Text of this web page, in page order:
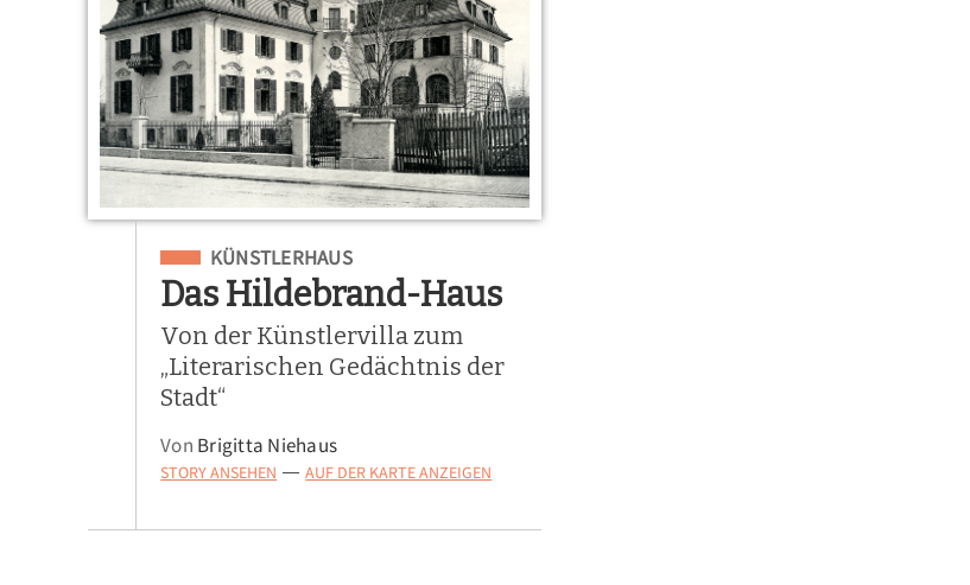
Eingeordnet unter
KÜNSTLERHAUS
Das Hildebrand-Haus
Von der Künstlervilla zum
„Literarischen Gedächtnis der
Stadt“
Von Brigitta Niehaus
STORY ANSEHEN — AUF DER KARTE ANZEIGEN